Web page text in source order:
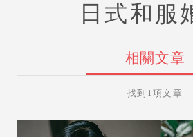
日式和服
相關文章
找到1項文章